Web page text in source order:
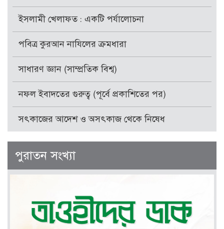
ইসলামী খেলাফত : একটি পর্যালোচনা
পবিত্র কুরআন নাযিলের ক্রমধারা
সাধারণ জ্ঞান (সাম্প্রতিক বিশ্ব)
নফল ইবাদতের গুরুত্ব (পূর্বে প্রকাশিতের পর)
সৎকাজের আদেশ ও অসৎকাজ থেকে নিষেধ
পুরাতন সংখ্যা